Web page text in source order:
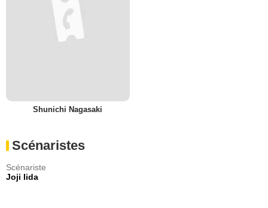
Shunichi Nagasaki
Scénaristes
Scénariste
Joji Iida